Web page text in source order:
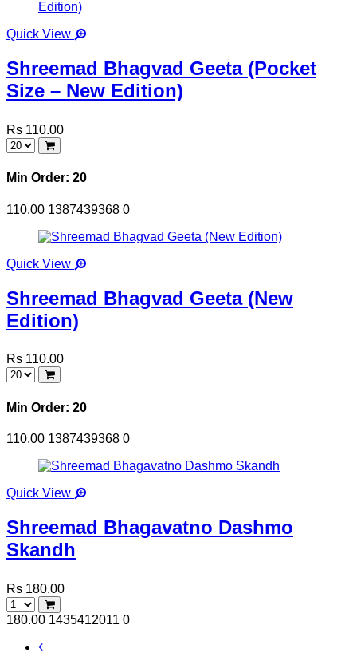
Quick View
Shreemad Bhagvad Geeta (Pocket
Size – New Edition)
Rs 110.00
Min Order: 20
110.00 1387439368 0
Quick View
Shreemad Bhagvad Geeta (New
Edition)
Rs 110.00
Min Order: 20
110.00 1387439368 0
Quick View
Shreemad Bhagavatno Dashmo
Skandh
Rs 180.00
180.00 1435412011 0